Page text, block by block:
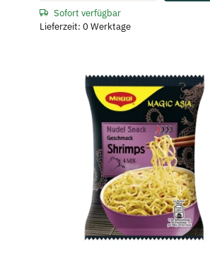
Sofort verfügbar
Lieferzeit: 0 Werktage